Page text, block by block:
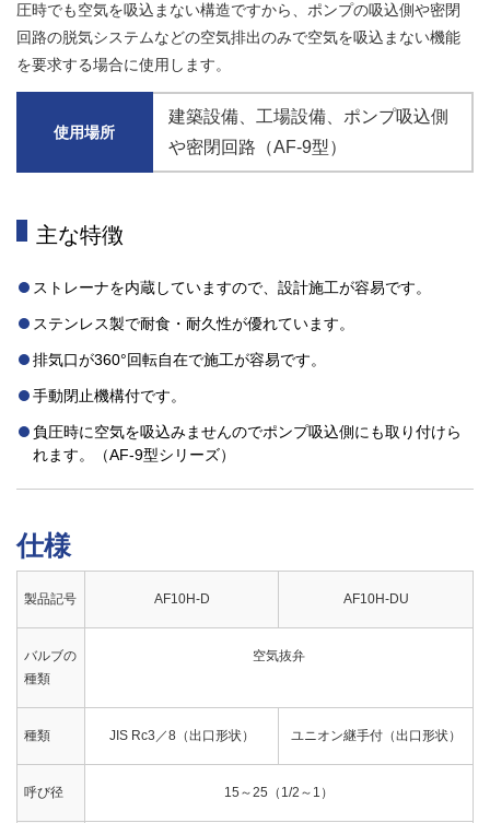
圧時でも空気を吸込まない構造ですから、ポンプの吸込側や密閉
回路の脱気システムなどの空気排出のみで空気を吸込まない機能
を要求する場合に使用します。
使用場所
建築設備 工場設備
ポンプ吸込側
や密閉回路（AF-9型）
主な特徴
ストレーナを内蔵していますので、設計施工が容易です。
ステンレス製で耐食・耐久性が優れています。
排気口が360°回転自在で施工が容易です。
手動閉止機構付です。
負圧時に空気を吸込みませんのでポンプ吸込側にも取り付けら
れます。（AF-9型シリーズ）
仕様
製品記号 AF10H-D AF10H-DU
バルブの
種類
空気抜弁
種類 JIS Rc3／8（出口形状） ユニオン継手付（出口形状）
呼び径 15～25（1/2～1）